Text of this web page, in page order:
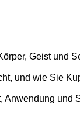
Geist und
und wie Sie
und